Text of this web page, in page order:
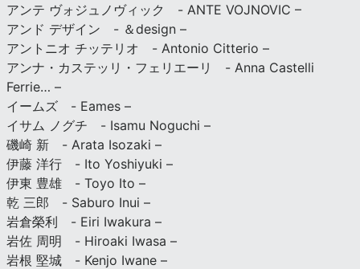
アンテ ヴォジュノヴィック - ANTE VOJNOVIC –
アンド デザイン - ＆design –
アントニオ チッテリオ - Antonio Citterio –
アンナ・カステッリ・フェリエーリ - Anna Castelli
Ferrie… –
イームズ - Eames –
イサム ノグチ - Isamu Noguchi –
磯崎 新 - Arata Isozaki –
伊藤 洋行 - Ito Yoshiyuki –
伊東 豊雄 - Toyo Ito –
乾 三郎 - Saburo Inui –
岩倉榮利 - Eiri Iwakura –
岩佐 周明 - Hiroaki Iwasa –
岩根 堅城 - Kenjo Iwane –